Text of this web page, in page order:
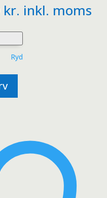
kr. Prisinterval:
69,00 kr.
til
279,00 kr.
inkl. moms
Ryd